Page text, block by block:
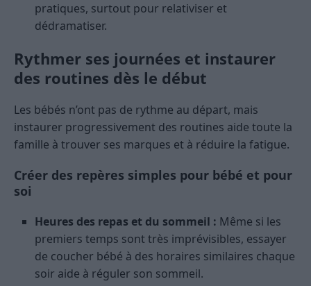
pratiques, surtout pour relativiser et
dédramatiser.
Rythmer ses journées et instaurer
des routines dès le début
Les bébés n’ont pas de rythme au départ, mais
instaurer progressivement des routines aide toute la
famille à trouver ses marques et à réduire la fatigue.
Créer des repères simples pour bébé et pour
soi
Heures des repas et du sommeil : Même si les
premiers temps sont très imprévisibles, essayer
de coucher bébé à des horaires similaires chaque
soir aide à réguler son sommeil.